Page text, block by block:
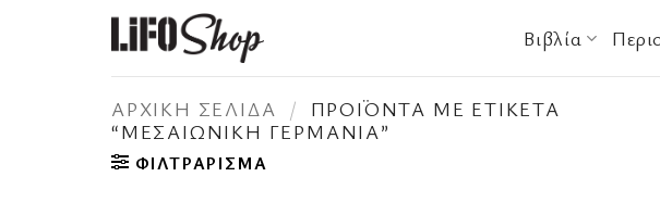
Βιβλία
ΑΡΧΙΚΉ ΣΕΛΊΔΑ /
ΠΡΟΪΌΝΤΑ ΜΕ ΕΤΙΚΈΤΑ
“ΜΕΣΑΙΩΝΙΚΉ ΓΕΡΜΑΝΊΑ”
ΦΙΛΤΡΆΡΙΣΜΑ